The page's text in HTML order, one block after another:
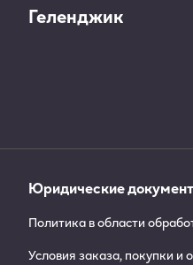
Геленджик
Юридические
Политика в области
Условия заказа, покупки